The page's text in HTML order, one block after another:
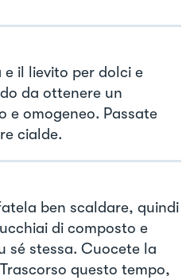
il lievito per dolci e
da ottenere un
e omogeneo. Passate
cialde.
ben scaldare, quindi
di composto e
sé stessa. Cuocete la
questo tempo,